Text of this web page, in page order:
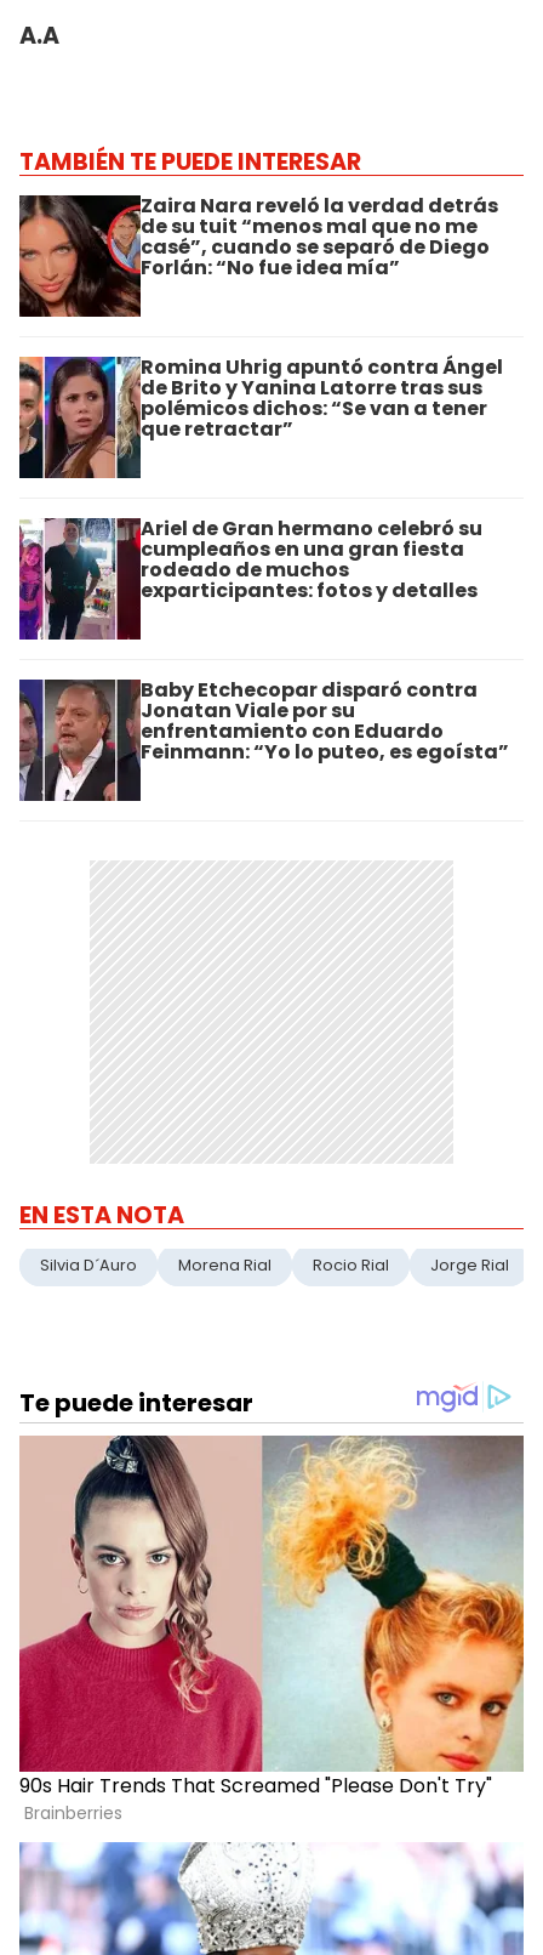
A.A
TAMBIÉN TE PUEDE INTERESAR
Zaira Nara reveló la verdad detrás
de su tuit “menos mal que no me
casé”, cuando se separó de Diego
Forlán: “No fue idea mía”
Romina Uhrig apuntó contra Ángel
de Brito y Yanina Latorre tras sus
polémicos dichos: “Se van a tener
que retractar”
Ariel de Gran hermano celebró su
cumpleaños en una gran fiesta
rodeado de muchos
exparticipantes: fotos y detalles
Baby Etchecopar disparó contra
Jonatan Viale por su
enfrentamiento con Eduardo
Feinmann: “Yo lo puteo, es egoísta”
EN ESTA NOTA
Silvia D´Auro Morena Rial Rocio Rial Jorge Rial